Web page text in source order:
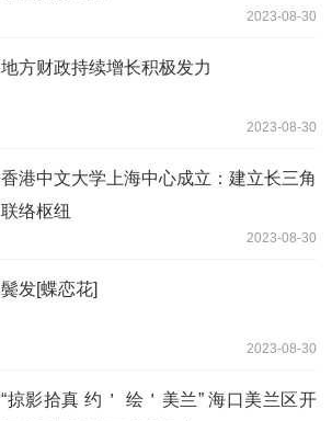
2023-08-30
地方财政持续增长积极发力
2023-08-30
香港中文大学上海中心成立：建立长三角
联络枢纽
2023-08-30
鬓发[蝶恋花]
2023-08-30
“掠影拾真 约＇ 绘＇美兰” 海口美兰区开